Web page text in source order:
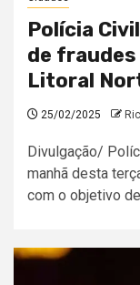
Polícia
de fraudes
Litoral
25/02/2025
Divulgação/
manhã desta
com o objetivo